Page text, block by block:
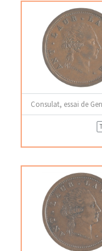
Consulat, essai de